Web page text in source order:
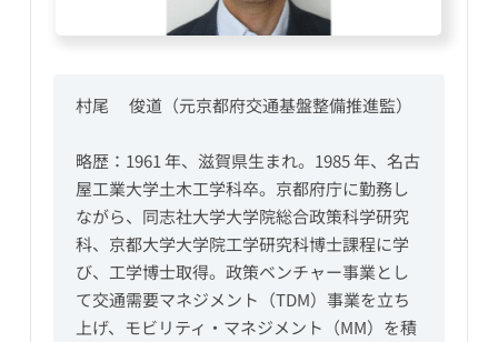
村尾 　俊道（元京都府交通基盤整備推進監）
略歴：1961 年、滋賀県生まれ。1985 年、名古
屋工業大学土木工学科卒。京都府庁に勤務し
ながら、同志社大学大学院総合政策科学研究
科、京都大学大学院工学研究科博士課程に学
び、工学博士取得。政策ベンチャー事業とし
て交通需要マネジメント（TDM）事業を立ち
上げ、モビリティ・マネジメント（MM）を積